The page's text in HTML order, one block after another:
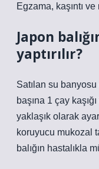
Egzama, kaşıntı
Japon
yaptırılır?
Satılan su banyosu
başına 1 çay
yaklaşık olarak
koruyucu mukozal
balığın hastalıkla